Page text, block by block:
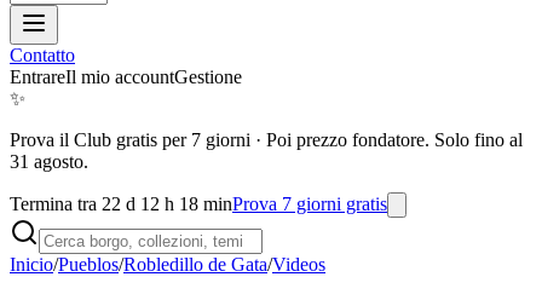
Contatto
EntrareIl mio accountGestione
✨
Prova il Club gratis per 7 giorni · Poi prezzo fondatore. Solo fino al
31 agosto.
Termina tra 22 d 12 h 18 minProva 7 giorni gratis
Inicio/Pueblos/Robledillo de Gata/Videos